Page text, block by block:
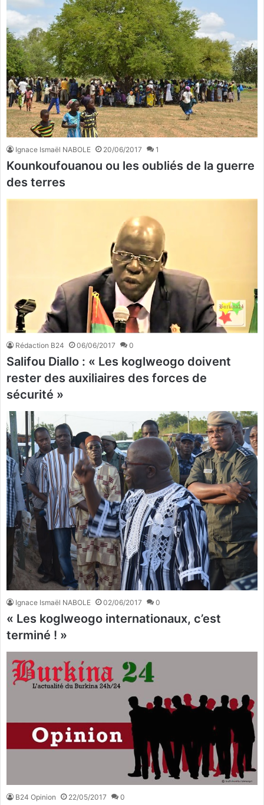
Ignace Ismaël NABOLE 20/06/2017 1
Kounkoufouanou ou les oubliés de la guerre
des terres
Rédaction B24 06/06/2017 0
Salifou Diallo : « Les koglweogo doivent
rester des auxiliaires des forces de
sécurité »
Ignace Ismaël NABOLE 02/06/2017 0
« Les koglweogo internationaux, c’est
terminé ! »
B24 Opinion 22/05/2017 0